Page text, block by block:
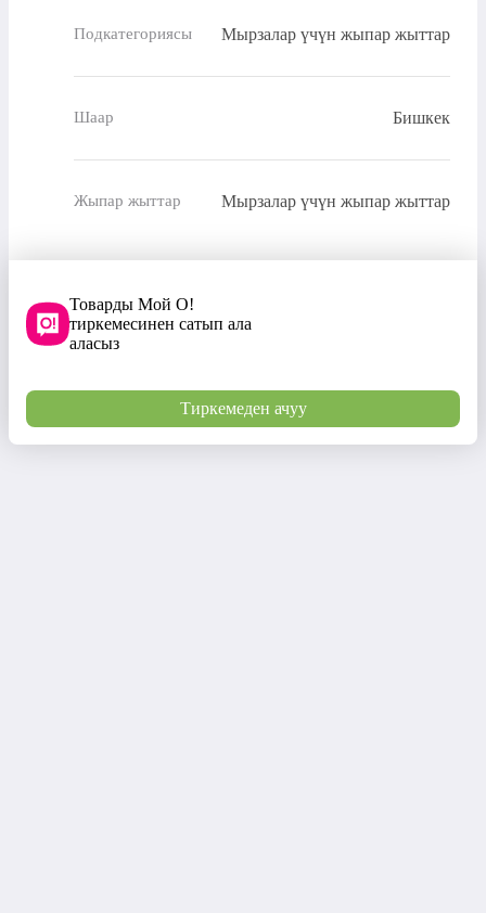
Подкатегориясы Мырзалар үчүн жыпар жыттар
Шаар Бишкек
Жыпар жыттар Мырзалар үчүн жыпар жыттар
Товарды Мой О!
тиркемесинен сатып ала
аласыз
Тиркемеден ачуу